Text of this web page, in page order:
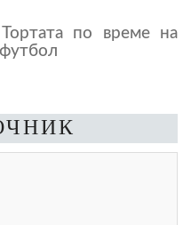
по време на